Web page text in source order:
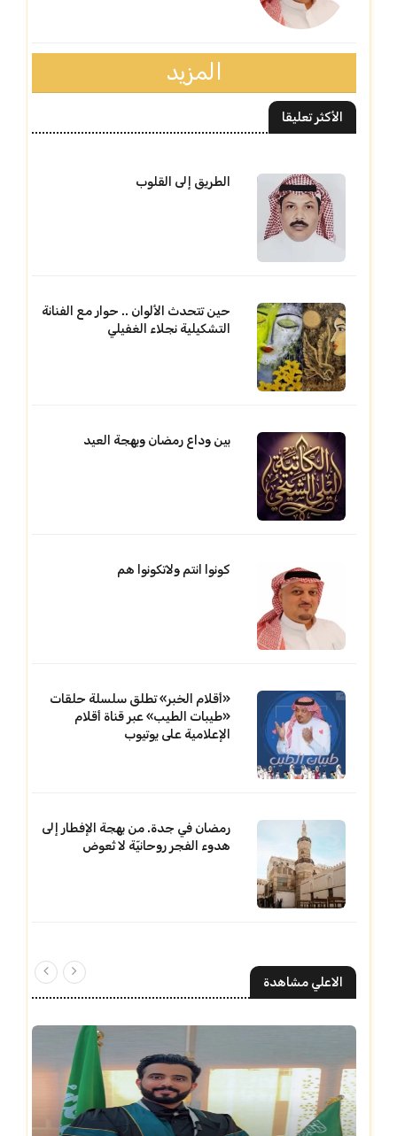
المزيد
الأكثر تعليقا
الطريق إلى القلوب
حين تتحدث الألوان .. حوار مع الفنانة
التشكيلية نجلاء الغفيلي
بين وداع رمضان وبهجة العيد
كونوا انتم ولاتكونوا هم
«أقلام الخبر» تطلق سلسلة حلقات
«طيبات الطيب» عبر قناة أقلام
الإعلامية على يوتيوب
رمضان في جدة. من بهجة الإفطار إلى
هدوء الفجر روحانيّة لا تُعوض
الاعلي مشاهدة